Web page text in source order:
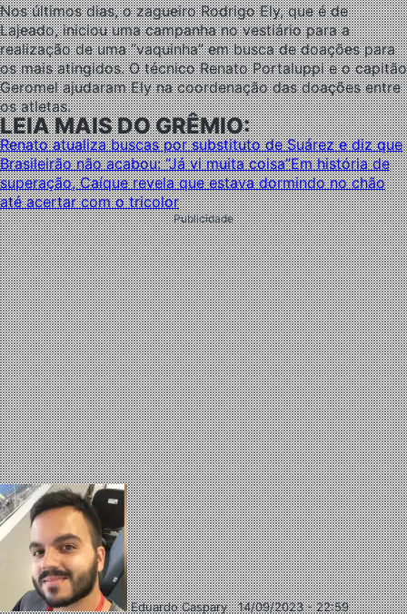
Nos últimos dias, o zagueiro Rodrigo Ely, que é de
Lajeado, iniciou uma campanha no vestiário para a
realização de uma “vaquinha” em busca de doações para
os mais atingidos. O técnico Renato Portaluppi e o capitão
Geromel ajudaram Ely na coordenação das doações entre
os atletas.
LEIA MAIS DO GRÊMIO:
Renato atualiza buscas por substituto de Suárez e diz que
Brasileirão não acabou: “Já vi muita coisa”Em história de
superação, Caíque revela que estava dormindo no chão
até acertar com o tricolor
Publicidade
Eduardo Caspary
14/09/2023 - 22:59